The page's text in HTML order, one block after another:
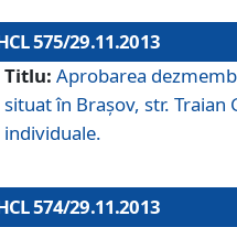
575/29.11.2013
Titlu: Aprobarea
situat în Braşov, str. Traian
individuale.
574/29.11.2013